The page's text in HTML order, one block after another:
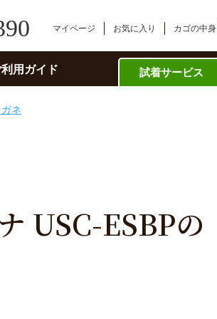
マイページ お気に入り カゴの中身
用ガイド 試着サービス
ネ
USC-ESBPの